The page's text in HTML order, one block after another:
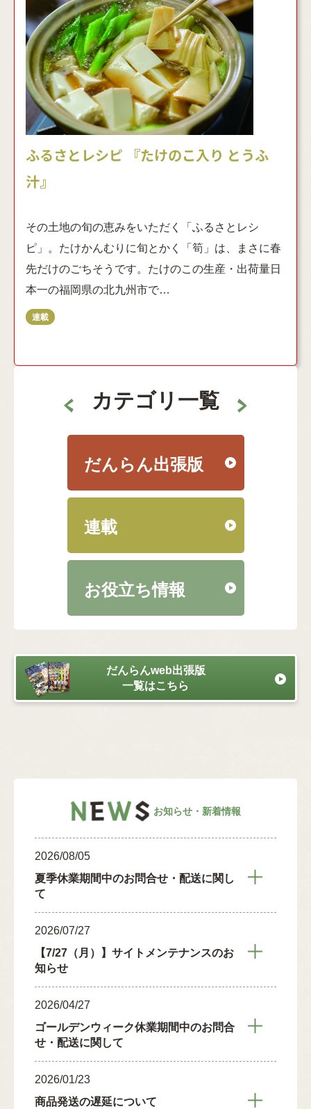
ふるさとレシピ 『たけのこ入り とうふ
汁』
その土地の旬の恵みをいただく「ふるさとレシ
ピ」。たけかんむりに旬とかく「筍」は、まさに春
先だけのごちそうです。たけのこの生産・出荷量日
本一の福岡県の北九州市で…
カテゴリ一覧
だんらん出張版
連載
お役立ち情報
だんらんweb出張版
一覧はこちら
お知らせ・新着情報
2026/08/05
夏季休業期間中のお問合せ・配送に関し
て
2026/07/27
【7/27（月）】サイトメンテナンスのお
知らせ
2026/04/27
ゴールデンウィーク休業期間中のお問合
せ・配送に関して
2026/01/23
商品発送の遅延について